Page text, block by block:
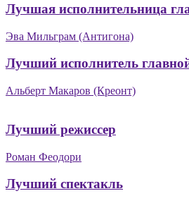
Лучшая исполнительница
Эва Мильграм (Антигона)
Лучший исполнитель
Альберт Макаров (Креонт)
Лучший режиссер
Роман Феодори
Лучший спектакль